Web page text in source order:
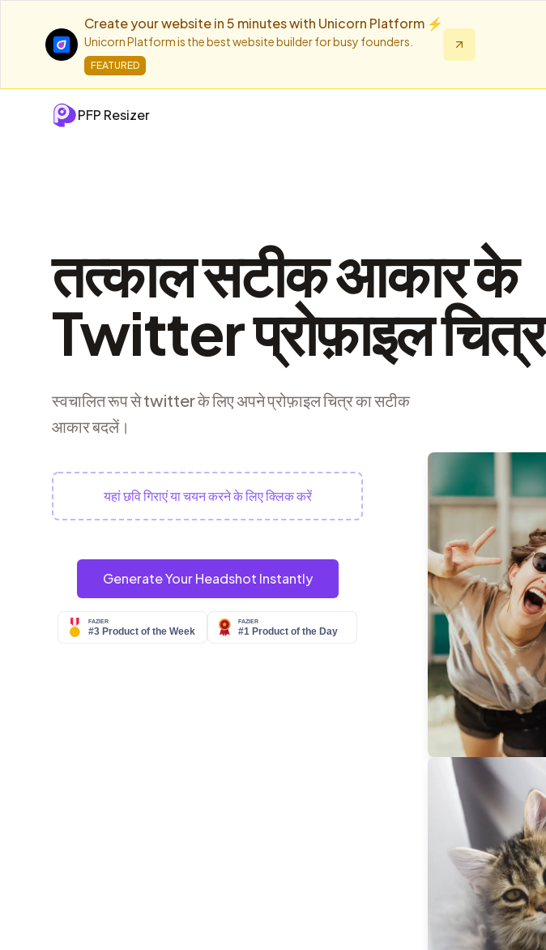
Create your website in 5 minutes with Unicorn Platform ⚡️
Unicorn Platform is the best website builder for busy founders.
FEATURED
PFP Resizer
तत्काल सटीक आकार के
Twitter प्रोफ़ाइल चित्र
स्वचालित रूप से twitter के लिए अपने प्रोफ़ाइल चित्र का सटीक
आकार बदलें।
यहां छवि गिराएं या चयन करने के लिए क्लिक करें
Generate Your Headshot Instantly